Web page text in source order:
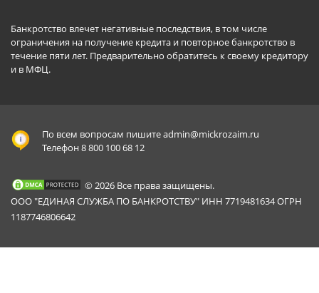
Банкротство влечет негативные последствия, в том числе
ограничения на получение кредита и повторное банкротство в
течение пяти лет. Предварительно обратитесь к своему кредитору
и в МФЦ.
По всем вопросам пишитеadmin@mickrozaim.ru
Телефон 8 800 100 68 12
© 2026 Все права защищены.
ООО "ЕДИНАЯ СЛУЖБА ПО БАНКРОТСТВУ" ИНН 7719481634 ОГРН
1187746806642
Mickrozaim.ru использует файлы cookie для